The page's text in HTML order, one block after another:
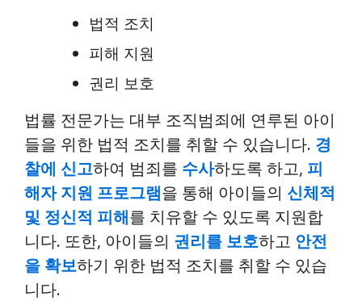
법적 조치
피해 지원
권리 보호
법률 전문가는 대부 조직범죄에 연루된 아이
들을 위한 법적 조치를 취할 수 있습니다. 경
찰에 신고하여 범죄를 수사하도록 하고, 피
해자 지원 프로그램을 통해 아이들의 신체적
및 정신적 피해를 치유할 수 있도록 지원합
니다. 또한, 아이들의 권리를 보호하고 안전
을 확보하기 위한 법적 조치를 취할 수 있습
니다.